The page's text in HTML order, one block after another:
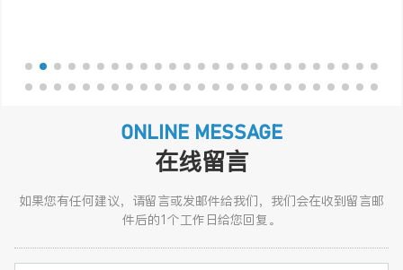
ONLINE MESSAGE
在线留言
如果您有任何建议，请留言或发邮件给我们，我们会在收到留言邮
件后的1个工作日给您回复。